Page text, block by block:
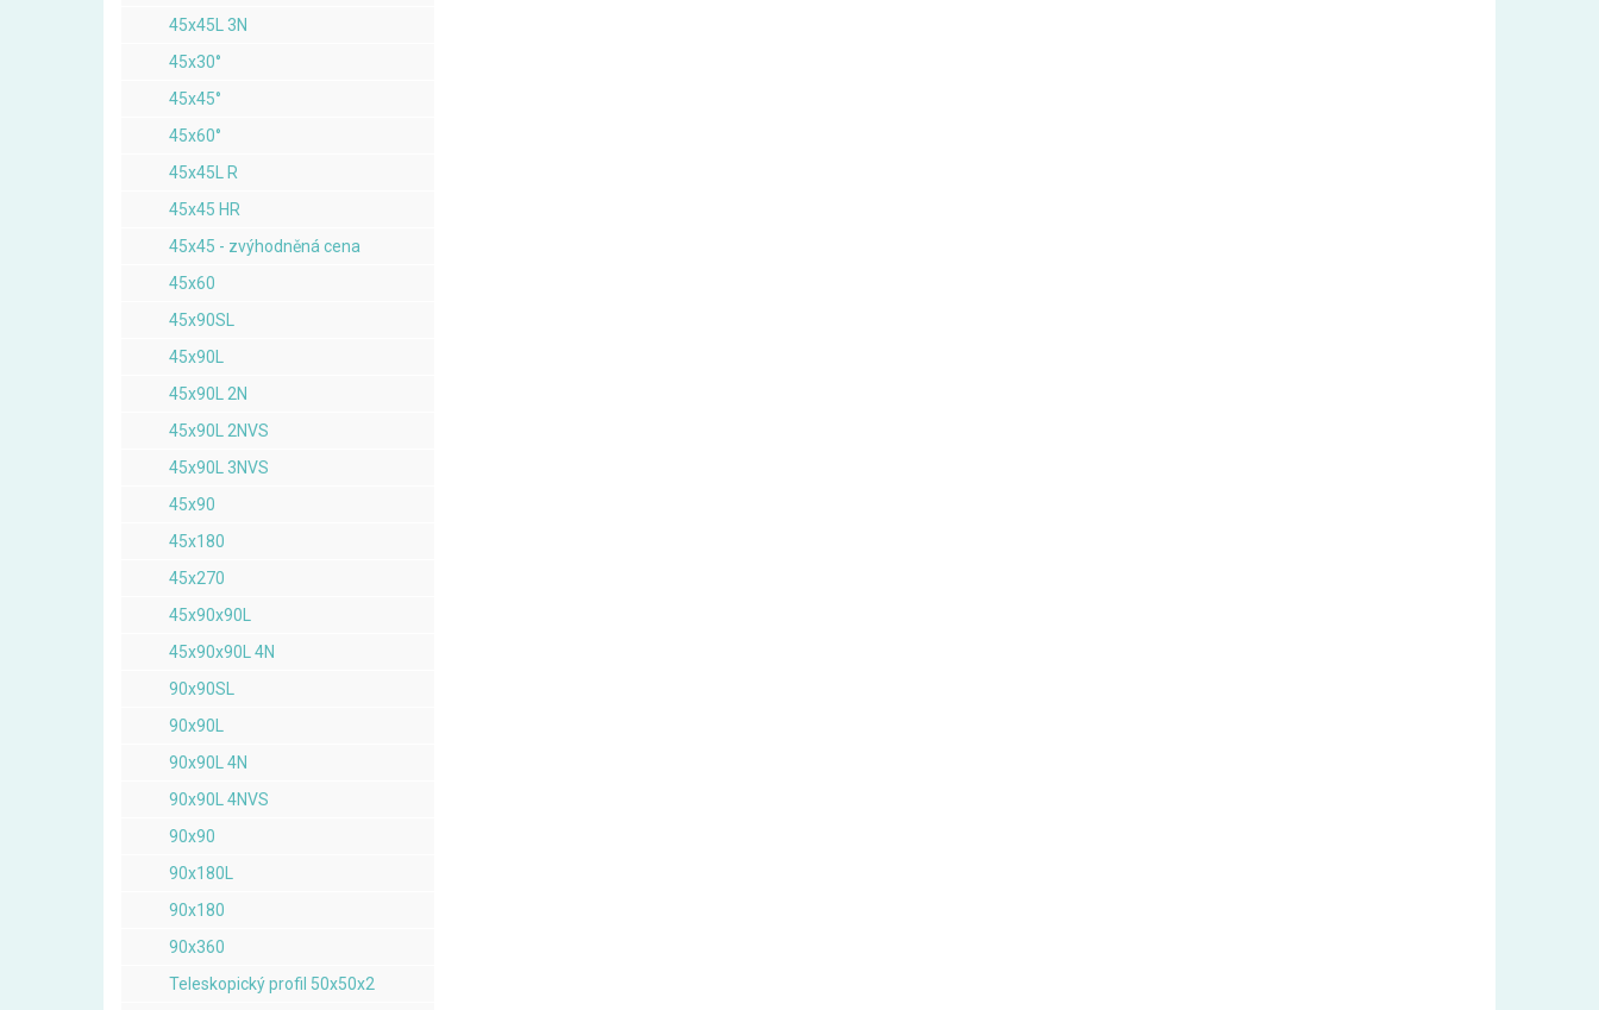
45x45L 3N
45x30°
45x45°
45x60°
45x45L R
45x45 HR
45x45 - zvýhodněná cena
45x60
45x90SL
45x90L
45x90L 2N
45x90L 2NVS
45x90L 3NVS
45x90
45x180
45x270
45x90x90L
45x90x90L 4N
90x90SL
90x90L
90x90L 4N
90x90L 4NVS
90x90
90x180L
90x180
90x360
Teleskopický profil 50x50x2